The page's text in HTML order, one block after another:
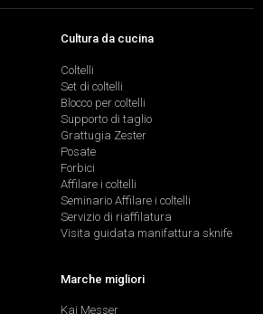
Cultura da cucina
Coltelli
Set di coltelli
Blocco per coltelli
Supporto di taglio
Grattugia Zester
Posate
Forbici
Affilare i coltelli
Seminario Affilare i coltelli
Servizio di riaffilatura
Visita guidata manifattura sknife
Marche migliori
Kai Messer